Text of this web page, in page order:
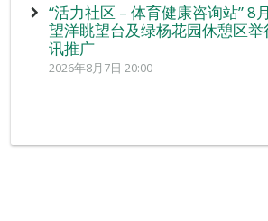
“活力社区 – 体育健康咨询站” 8
望洋眺望台及绿杨花园休憩区
讯推广
2026年8月7日 20:00